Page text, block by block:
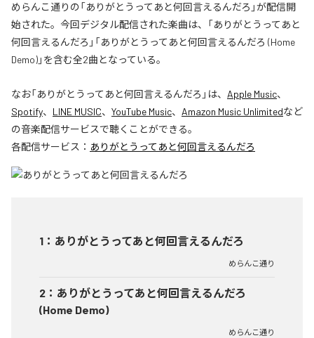
めらんこ通りの「ありがとうってあと何回言えるんだろ」が配信開
始された。今回デジタル配信された楽曲は、「ありがとうってあと
何回言えるんだろ」「ありがとうってあと何回言えるんだろ (Home
Demo)」を含む全2曲となっている。
なお「ありがとうってあと何回言えるんだろ 」は、 Apple Music、
Spotify、 LINE MUSIC、 YouTube Music、 Amazon Music Unlimitedなど
の音楽配信サービスで聴くことができる。
各配信サービス： ありがとうってあと何回言えるんだろ
1 ： ありがとうってあと何回言えるんだろ
めらんこ通り
2 ： ありがとうってあと何回言えるんだろ
(Home Demo)
めらんこ通り